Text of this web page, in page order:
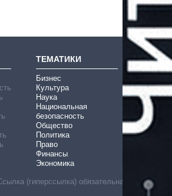
ТЕМАТИКИ
Бизнес
Культура
Наука
Национальная
безопасность
Общество
Политика
Право
Финансы
Экономика
(гиперссылка) обязательна